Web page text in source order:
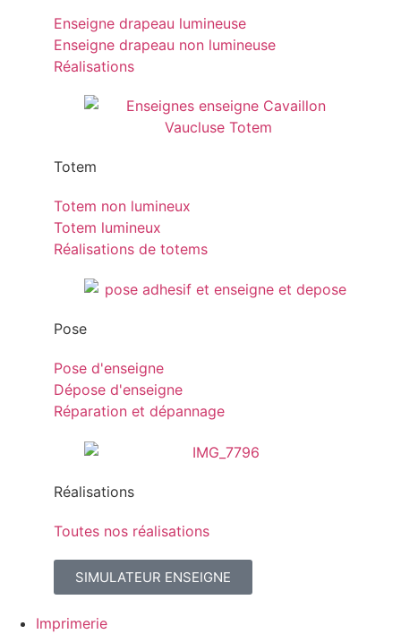
Enseigne drapeau lumineuse
Enseigne drapeau non lumineuse
Réalisations
Totem
Totem non lumineux
Totem lumineux
Réalisations de totems
Pose
Pose d'enseigne
Dépose d'enseigne
Réparation et dépannage
Réalisations
Toutes nos réalisations
SIMULATEUR ENSEIGNE
Imprimerie